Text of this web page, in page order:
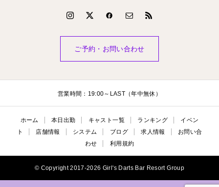
ご予約・お問い合わせ
営業時間：19:00～LAST（年中無休）
ホーム 本日出勤 キャスト一覧 ランキング
イベン
ト
店舗情報 システム ブログ 求人情報
お問い合
わせ
利用規約
© Copyright 2017-2026 Girl's Darts Bar Resort Group